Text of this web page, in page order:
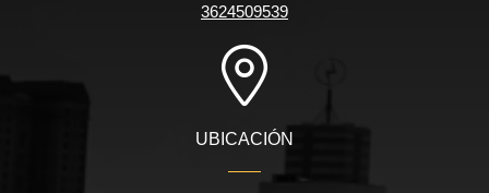
3624509539
UBICACIÓN